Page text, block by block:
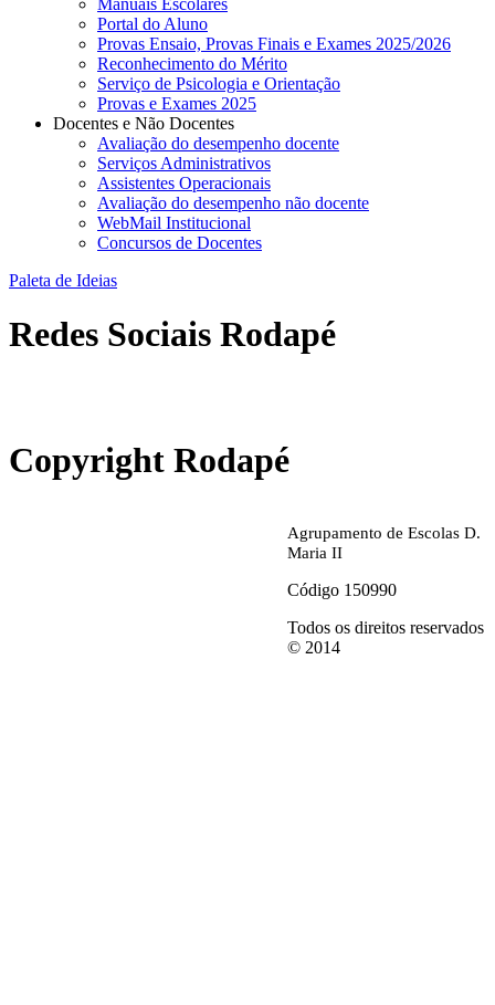
Manuais Escolares
Portal do Aluno
Provas Ensaio, Provas Finais e Exames 2025/2026
Reconhecimento do Mérito
Serviço de Psicologia e Orientação
Provas e Exames 2025
Docentes e Não Docentes
Avaliação do desempenho docente
Serviços Administrativos
Assistentes Operacionais
Avaliação do desempenho não docente
WebMail Institucional
Concursos de Docentes
Paleta de Ideias
Redes Sociais Rodapé
Copyright Rodapé
Agrupamento de Escolas D.
Maria II
Código 150990
Todos os direitos reservados
© 2014